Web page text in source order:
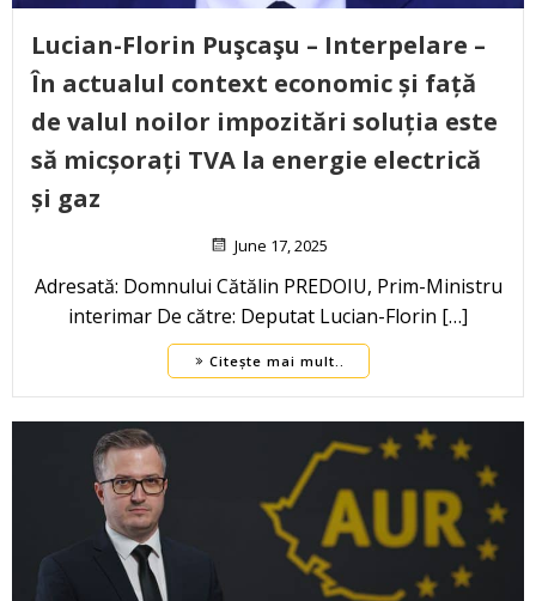
Lucian-Florin Puşcaşu – Interpelare –
În actualul context economic și față
de valul noilor impozitări soluția este
să micșorați TVA la energie electrică
și gaz
June 17, 2025
Adresată: Domnului Cătălin PREDOIU, Prim-Ministru
interimar De către: Deputat Lucian-Florin […]
Citește mai mult..